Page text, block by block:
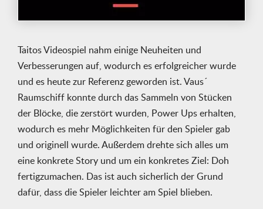
Taitos Videospiel nahm einige Neuheiten und
Verbesserungen auf, wodurch es erfolgreicher wurde
und es heute zur Referenz geworden ist. Vaus´
Raumschiff konnte durch das Sammeln von Stücken
der Blöcke, die zerstört wurden, Power Ups erhalten,
wodurch es mehr Möglichkeiten für den Spieler gab
und originell wurde. Außerdem drehte sich alles um
eine konkrete Story und um ein konkretes Ziel: Doh
fertigzumachen. Das ist auch sicherlich der Grund
dafür, dass die Spieler leichter am Spiel blieben.